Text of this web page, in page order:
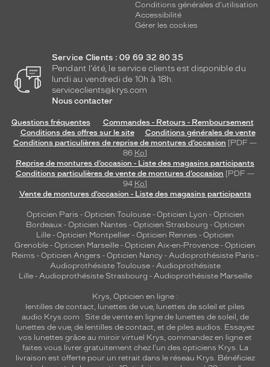
Conditions générales d'utilisation
Accessibilité
Gérer les cookies
Service Clients : 09 69 32 80 35
Pendant l'été, le service clients est disponible du
lundi au vendredi de 10h à 18h.
serviceclients@krys.com
Nous contacter
Questions fréquentes
Commandes - Retours - Remboursement
Conditions des offres sur le site
Conditions générales de vente
Conditions particulières de reprise de montures d’occasion [PDF —
86 Ko]
Reprise de montures d’occasion - Liste des magasins participants
Conditions particulières de vente de montures d’occasion [PDF —
94 Ko]
Vente de montures d’occasion - Liste des magasins participants
Opticien Paris - Opticien Toulouse- Opticien Lyon - Opticien
Bordeaux- Opticien Nantes - Opticien Strasbourg - Opticien
Lille - Opticien Montpellier - Opticien Rennes - Opticien
Grenoble - Opticien Marseille - Opticien Aix-en-Provence - Opticien
Reims - Opticien Angers - Opticien Nancy - Audioprothésiste Paris -
Audioprothésiste Toulouse- Audioprothésiste
Lille- Audioprothésiste Strasbourg - Audioprothésiste Marseille
Krys, Opticien en ligne :
lentilles de contact, lunettes de vue, lunettes de soleil et piles
audio Krys.com : Site de vente en ligne de lunettes de soleil, de
lunettes de vue, de lentilles de contact, et de piles audios. Essayez
vos lunettes grâce au miroir virtuel Krys, commandez en ligne et
faites vous livrer gratuitement chez l'un des opticiens Krys. La
livraison est offerte pour un retrait dans le réseau Krys. Bénéficiez